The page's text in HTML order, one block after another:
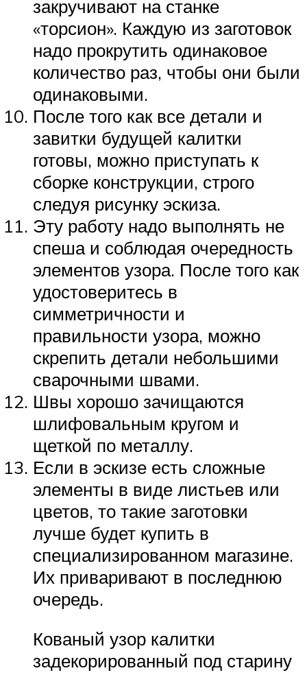
закручивают на станке
«торсион». Каждую из заготовок
надо прокрутить одинаковое
количество раз, чтобы они были
одинаковыми.
После того как все детали и
завитки будущей калитки
готовы, можно приступать к
сборке конструкции, строго
следуя рисунку эскиза.
Эту работу надо выполнять не
спеша и соблюдая очередность
элементов узора. После того как
удостоверитесь в
симметричности и
правильности узора, можно
скрепить детали небольшими
сварочными швами.
Швы хорошо зачищаются
шлифовальным кругом и
щеткой по металлу.
Если в эскизе есть сложные
элементы в виде листьев или
цветов, то такие заготовки
лучше будет купить в
специализированном магазине.
Их приваривают в последнюю
очередь.
Кованый узор калитки
задекорированный под старину